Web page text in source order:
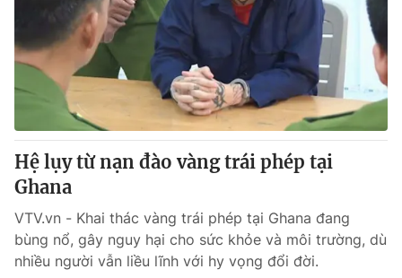
Hệ lụy từ nạn đào vàng trái phép tại
Ghana
VTV.vn - Khai thác vàng trái phép tại Ghana đang
bùng nổ, gây nguy hại cho sức khỏe và môi trường, dù
nhiều người vẫn liều lĩnh với hy vọng đổi đời.